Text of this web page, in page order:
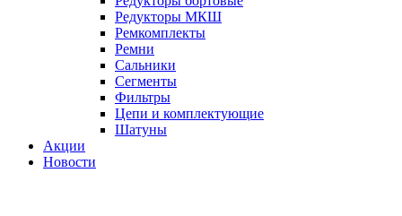
Редукторы МКШ
Ремкомплекты
Ремни
Сальники
Сегменты
Фильтры
Цепи и комплектующие
Шатуны
Акции
Новости